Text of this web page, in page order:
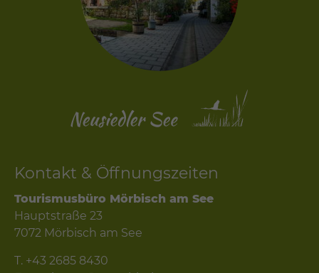
Kontakt & Öffnungszeiten
Tourismusbüro Mörbisch am See
Hauptstraße 23
7072 Mörbisch am See
T. +43 2685 8430